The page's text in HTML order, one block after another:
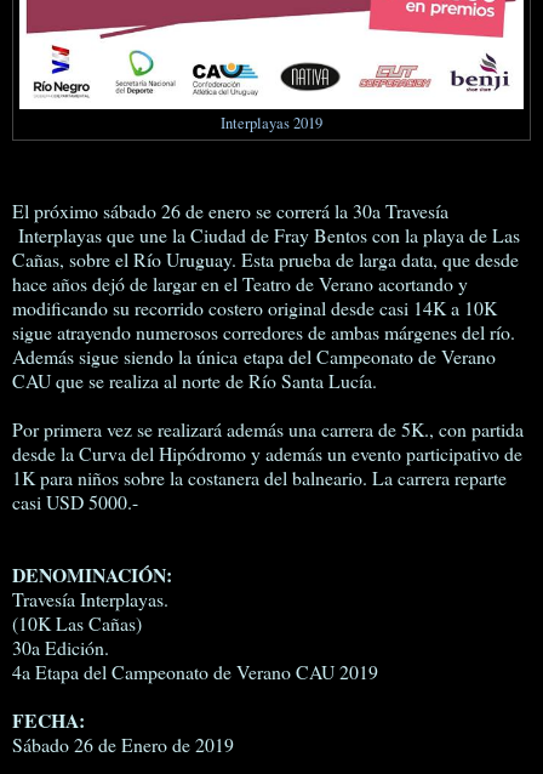
Interplayas 2019
El próximo sábado 26 de enero se correrá la 30a Travesía
Interplayas que une la Ciudad de Fray Bentos con la playa de Las
Cañas, sobre el Río Uruguay. Esta prueba de larga data, que desde
hace años dejó de largar en el Teatro de Verano acortando y
modificando su recorrido costero original desde casi 14K a 10K
sigue atrayendo numerosos corredores de ambas márgenes del río.
Además sigue siendo la única etapa del Campeonato de Verano
CAU que se realiza al norte de Río Santa Lucía.
Por primera vez se realizará además una carrera de 5K., con partida
desde la Curva del Hipódromo y además un evento participativo de
1K para niños sobre la costanera del balneario. La carrera reparte
casi USD 5000.-
DENOMINACIÓN:
Travesía Interplayas.
(10K Las Cañas)
30a Edición.
4a Etapa del Campeonato de Verano CAU 2019
FECHA:
Sábado 26 de Enero de 2019